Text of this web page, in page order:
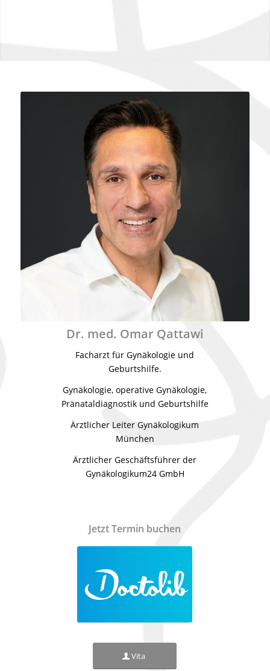
Dr. med. Omar Qattawi
Facharzt für Gynäkologie und
Geburtshilfe.
Gynäkologie, operative Gynäkologie,
Pränataldiagnostik und Geburtshilfe
Ärztlicher Leiter Gynäkologikum
München
Ärztlicher Geschäftsführer der
Gynäkologikum24 GmbH
Jetzt Termin buchen
Vita